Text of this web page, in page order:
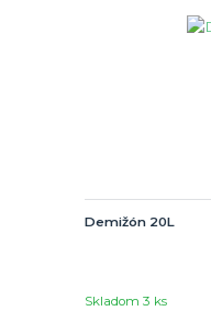
Demižón 20L
Skladom 3 ks